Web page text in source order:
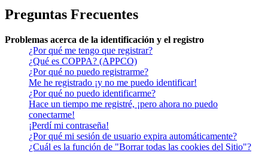
Preguntas Frecuentes
Problemas acerca de la identificación y el registro
¿Por qué me tengo que registrar?
¿Qué es COPPA? (APPCO)
¿Por qué no puedo registrarme?
Me he registrado ¡y no me puedo identificar!
¿Por qué no puedo identificarme?
Hace un tiempo me registré, ¡pero ahora no puedo
conectarme!
¡Perdí mi contraseña!
¿Por qué mi sesión de usuario expira automáticamente?
¿Cuál es la función de "Borrar todas las cookies del Sitio"?